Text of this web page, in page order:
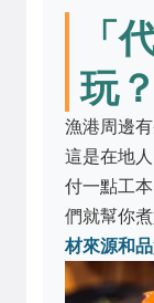
「
玩？
漁港周邊
這是在地
付一點工
們就幫你
材來源和